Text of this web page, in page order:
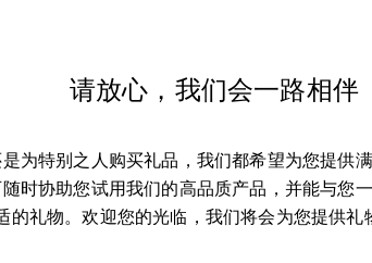
请放心，我们会一路相伴
为特别之人购买礼品，我们都希望为您提供
时协助您试用我们的高品质产品，并能与您
的礼物。欢迎您的光临，我们将会为您提供礼